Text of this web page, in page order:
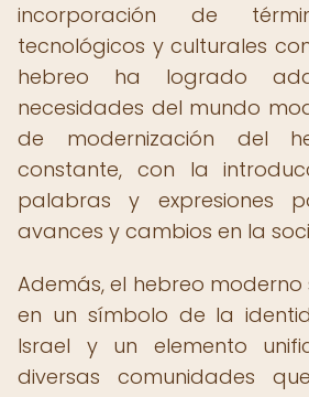
incorporación de
tecnológicos y culturales
hebreo ha logrado
necesidades del mundo
de modernización del
constante, con la
palabras y expresiones
avances y cambios en la
Además, el hebreo
en un símbolo de la
Israel y un elemento
diversas comunidades